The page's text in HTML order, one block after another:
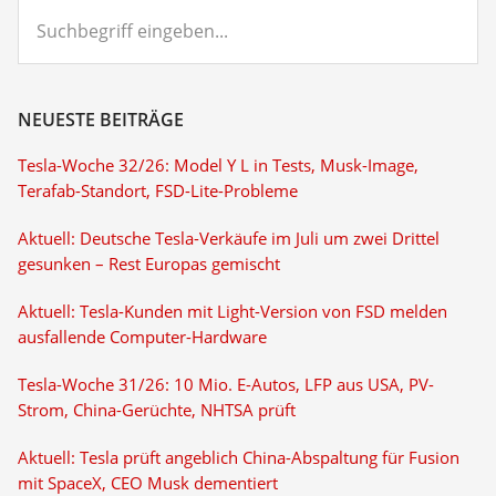
eingeben...
NEUESTE BEITRÄGE
Tesla-Woche 32/26: Model Y L in Tests, Musk-Image,
Terafab-Standort, FSD-Lite-Probleme
Aktuell: Deutsche Tesla-Verkäufe im Juli um zwei Drittel
gesunken – Rest Europas gemischt
Aktuell: Tesla-Kunden mit Light-Version von FSD melden
ausfallende Computer-Hardware
Tesla-Woche 31/26: 10 Mio. E-Autos, LFP aus USA, PV-
Strom, China-Gerüchte, NHTSA prüft
Aktuell: Tesla prüft angeblich China-Abspaltung für Fusion
mit SpaceX, CEO Musk dementiert